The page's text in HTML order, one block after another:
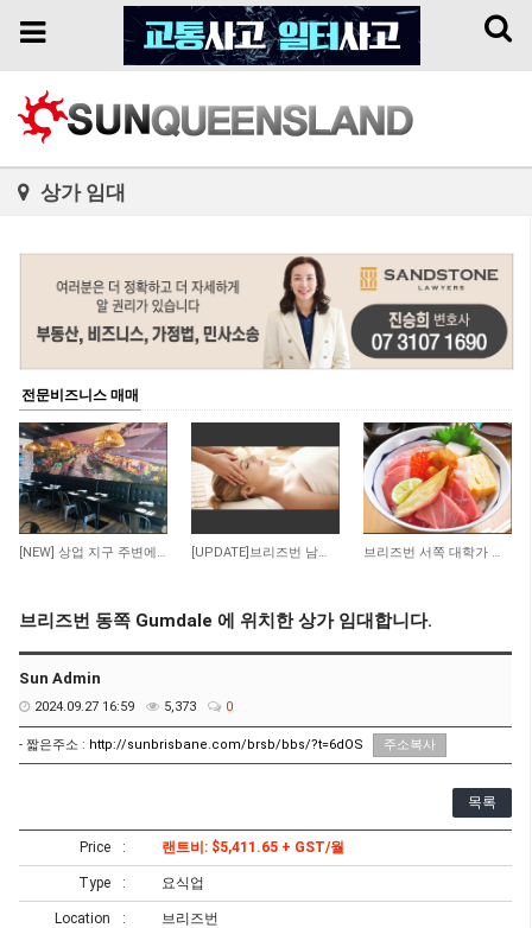
Toggle
Toggle
상가 임대
전문비즈니스 매매
141 89 [UPDATE]브리즈번 남쪽 저렴한 렌트비 마사지 샾 365
브리즈번 동쪽 Gumdale 에 위치한 상가 임대합니다.
Sun Admin
2024.09.27 16:59 5,373 0
- 짧은주소 : http://sunbrisbane.com/brsb/bbs/?t=6dOS 주소복사
목록
Price 랜트비: $5,411.65 + GST/월
Type 요식업
Location 브리즈번